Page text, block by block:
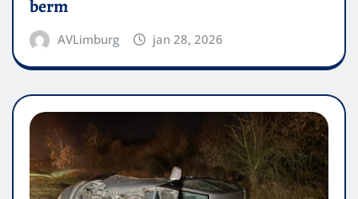
berm
AVLimburg jan 28, 2026